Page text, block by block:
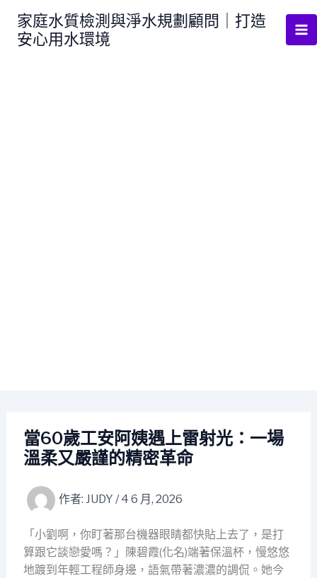
家庭水質檢測與淨水規劃顧問｜打造
安心用水環境
當60歲工安阿姨遇上雷射光：一場
溫柔又嚴謹的精密革命
作者: JUDY /4 6 月, 2026
「小劉啊，你盯著那台機器眼睛都快貼上去了，是打
算跟它談戀愛嗎？」陳碧霞(化名)端著保溫杯，慢悠悠
地踱到年輕工程師身邊，語氣帶著濃濃的調侃。她今